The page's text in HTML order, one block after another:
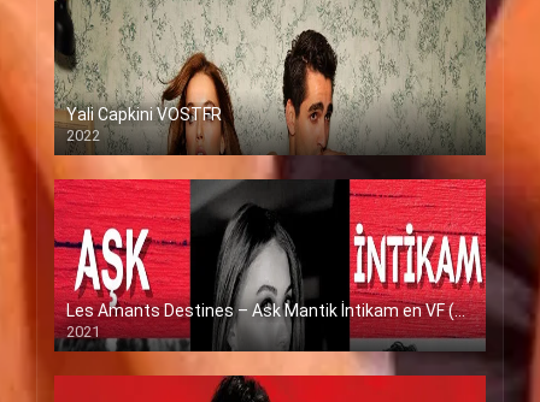
Yali Capkini VOSTFR
2022
Les Amants Destines – Ask Mantik İntikam en VF (Voix Francaise)
2021